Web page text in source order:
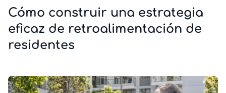
Cómo construir una estrategia
eficaz de retroalimentación de
residentes